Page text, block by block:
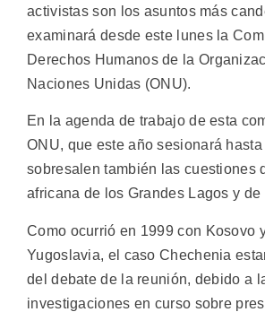
activistas son los asuntos más
examinará desde este lunes la
Derechos Humanos de la
Naciones Unidas (ONU).
En la agenda de trabajo de esta
ONU, que este año sesionará
sobresalen también las cuestiones
africana de los Grandes Lagos y de
Como ocurrió en 1999 con Kosovo
Yugoslavia, el caso Chechenia
del debate de la reunión, debido a
investigaciones en curso sobre